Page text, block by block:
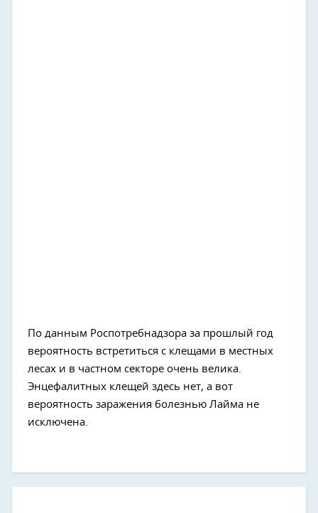
По данным Роспотребнадзора за прошлый год
вероятность встретиться с клещами в местных
лесах и в частном секторе очень велика.
Энцефалитных клещей здесь нет, а вот
вероятность заражения болезнью Лайма не
исключена.